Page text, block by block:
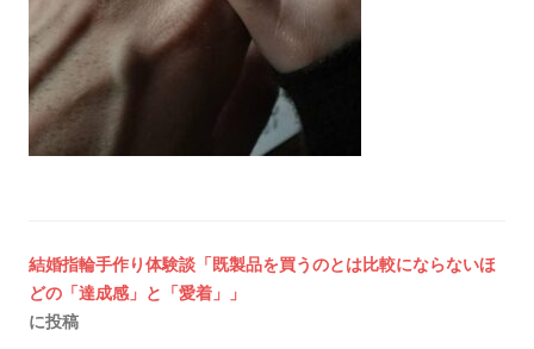
投
稿
結婚指輪手作り体験談「既製品を買うのとは比較にならないほ
どの「達成感」と「愛着」」
に投稿